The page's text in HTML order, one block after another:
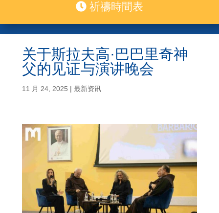
祈禱時間表
关于斯拉夫高·巴巴里奇神
父的见证与演讲晚会
11 月 24, 2025 | 最新资讯